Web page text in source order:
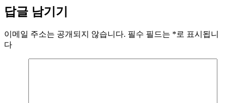
답글 남기기
이메일 주소는 공개되지 않습니다. 필수 필드는 *로 표시됩니
다